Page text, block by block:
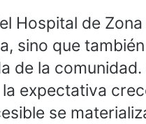
Hospital de
sino que
de la
expectativa
se